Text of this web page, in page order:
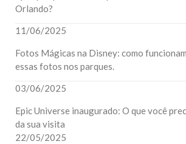
Orlando?
11/06/2025
Fotos Mágicas na Disney: como
essas fotos nos parques.
03/06/2025
Epic Universe inaugurado: O que você
da sua visita
22/05/2025